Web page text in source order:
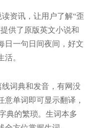
资讯，让用户了解“歪
供了原版英文小说和
日一句日间夜间，好文
。
词典和发音，有网没
意单词即可显示翻译，
典的繁琐。生词本多